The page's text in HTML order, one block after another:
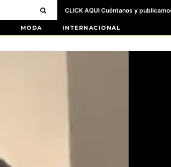
CLICK AQUI Cuéntanos y
MODA INTERNACIONAL